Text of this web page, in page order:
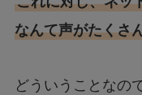
なんて声がたくさ
どういうことなの